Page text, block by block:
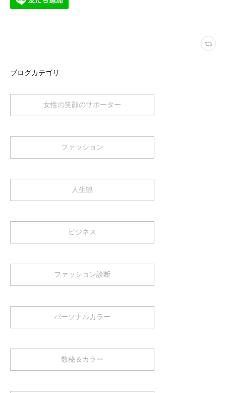
ブログカテゴリ
女性の笑顔のサポーター
ファッション
人生観
ビジネス
ファッション診断
パーソナルカラー
数秘＆カラー